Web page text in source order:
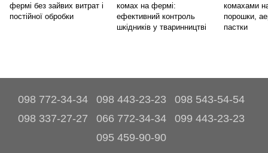
фермі без зайвих витрат і
постійної обробки
комах на фермі:
ефективний контроль
шкідників у тваринництві
комахами
порошки,
пастки
098 772-34-34 098 443-23-23
098 543-54-54
098 337-27-27
066 772-34-34
099 443-23-23
095 459-90-90